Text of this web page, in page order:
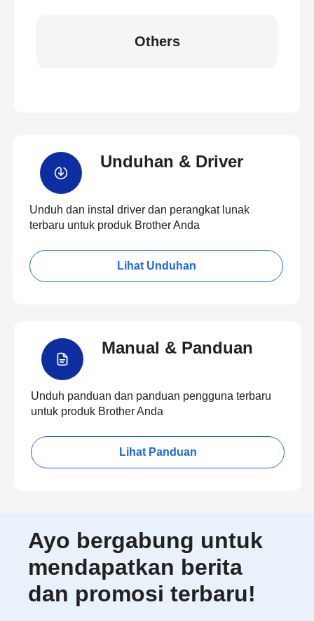
Others
Unduhan & Driver
Unduh dan instal driver dan perangkat lunak
terbaru untuk produk Brother Anda
Lihat Unduhan
Manual & Panduan
Unduh panduan dan panduan pengguna terbaru
untuk produk Brother Anda
Lihat Panduan
Ayo bergabung untuk
mendapatkan berita
dan promosi terbaru!